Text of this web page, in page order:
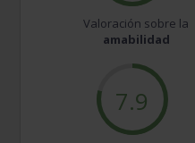
Valoración sobre la
amabilidad
7.9